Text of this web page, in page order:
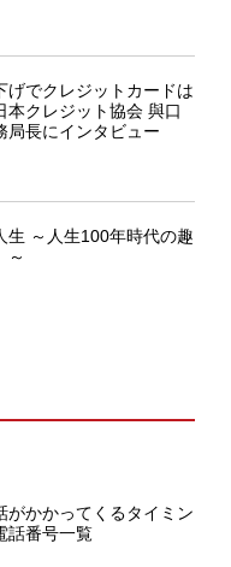
げでクレジットカードは
本クレジット協会 與口
局長にインタビュー
生 ～人生100年時代の趣
～
がかかってくるタイミン
話番号一覧